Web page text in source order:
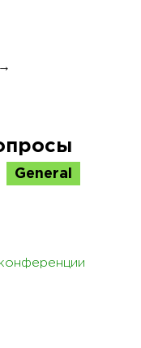
→
General